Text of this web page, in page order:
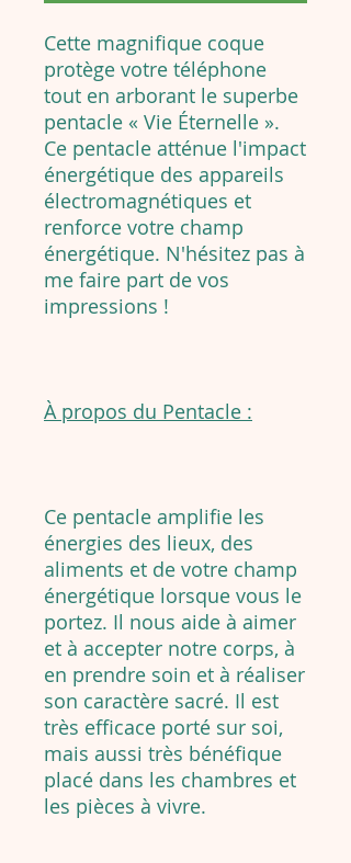
Cette magnifique coque
protège votre téléphone
tout en arborant le superbe
pentacle « Vie Éternelle ».
Ce pentacle atténue l'impact
énergétique des appareils
électromagnétiques et
renforce votre champ
énergétique. N'hésitez pas à
me faire part de vos
impressions !
À propos du Pentacle :
Ce pentacle amplifie les
énergies des lieux, des
aliments et de votre champ
énergétique lorsque vous le
portez. Il nous aide à aimer
et à accepter notre corps, à
en prendre soin et à réaliser
son caractère sacré. Il est
très efficace porté sur soi,
mais aussi très bénéfique
placé dans les chambres et
les pièces à vivre.